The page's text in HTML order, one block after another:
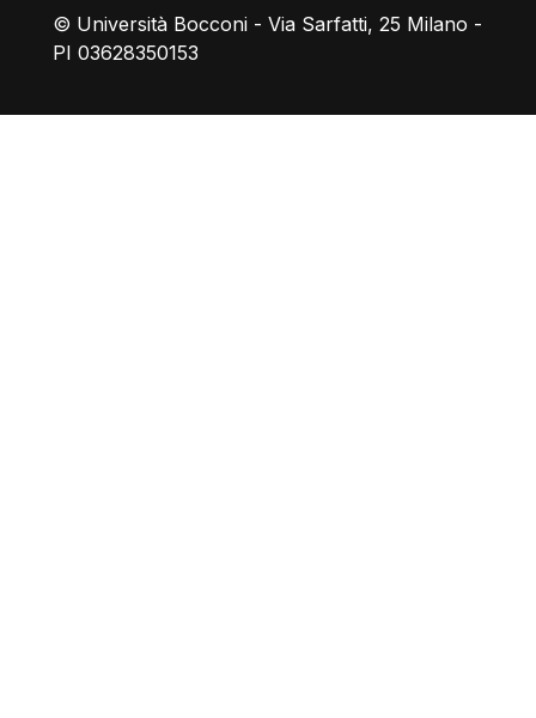
© Università Bocconi - Via Sarfatti, 25 Milano -
PI 03628350153